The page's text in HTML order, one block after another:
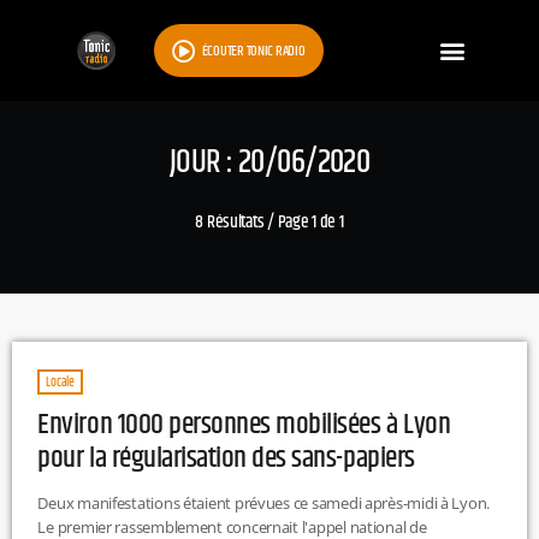
ÉCOUTER TONIC RADIO
JOUR : 20/06/2020
8 Résultats / Page 1 de 1
Locale
Environ 1000 personnes mobilisées à Lyon
pour la régularisation des sans-papiers
Deux manifestations étaient prévues ce samedi après-midi à Lyon.
Le premier rassemblement concernait l'appel national de